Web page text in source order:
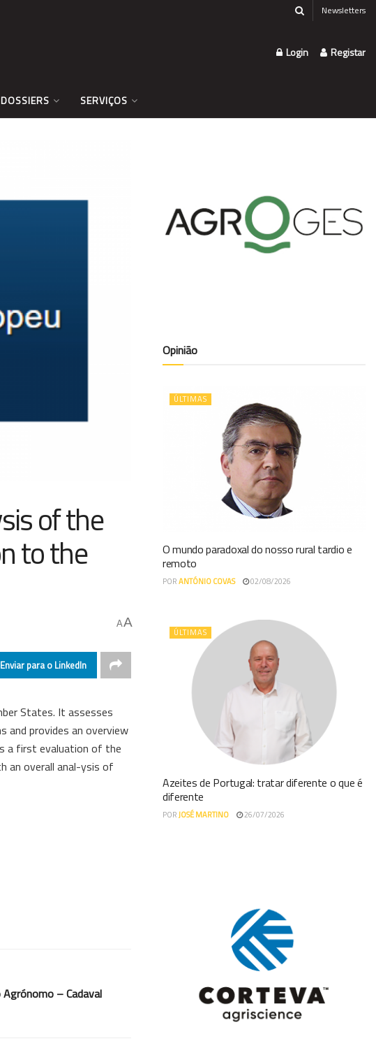
Newsletters
Login Registar
DOSSIERS SERVIÇOS
of the
to the
AA
Enviar para o LinkedIn
States. It assesses
provides an overview
a first evaluation of the
an overall anal-ysis of
– Cadaval
Opinião
ÚLTIMAS
O mundo paradoxal do nosso rural tardio e
remoto
PORANTÓNIO COVAS 02/08/2026
ÚLTIMAS
Azeites de Portugal: tratar diferente o que é
diferente
PORJOSÉ MARTINO 26/07/2026